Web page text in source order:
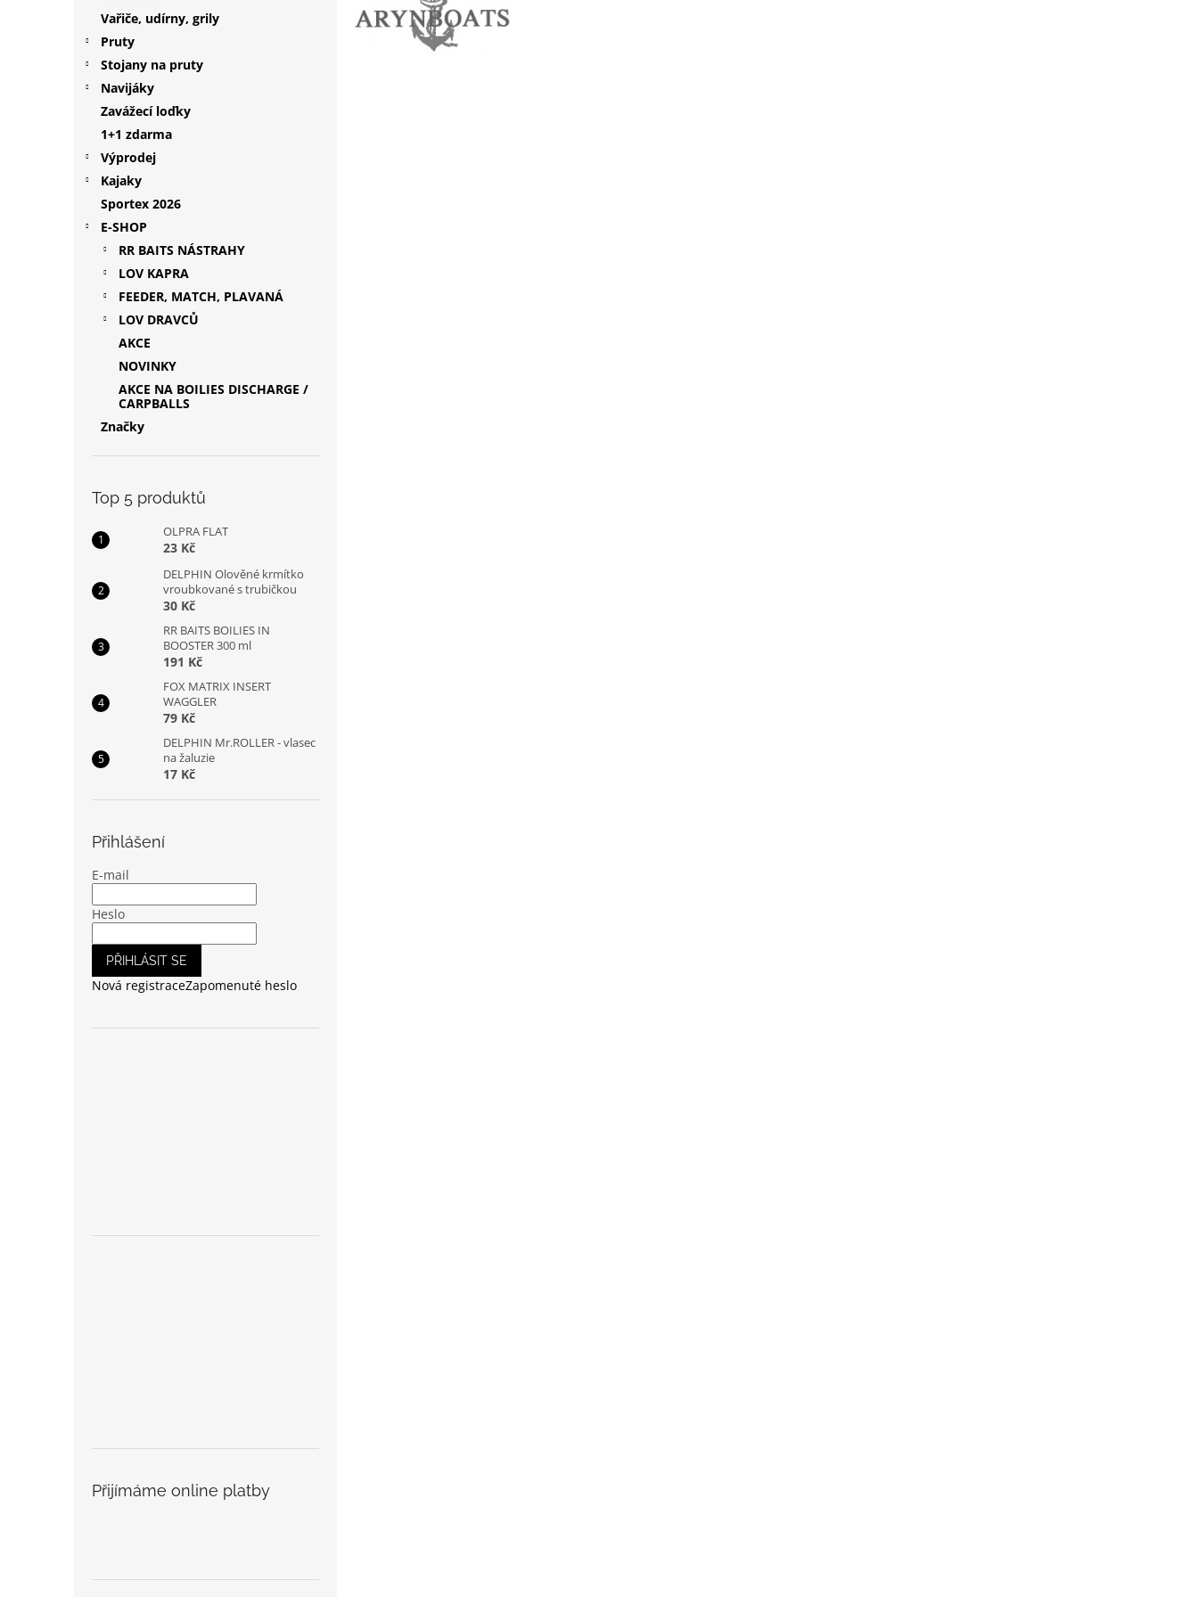
Vařiče, udírny, grily
Pruty
Stojany na pruty
Navijáky
Zavážecí loďky
1+1 zdarma
Výprodej
Kajaky
Sportex 2026
E-SHOP
RR BAITS NÁSTRAHY
LOV KAPRA
FEEDER, MATCH, PLAVANÁ
LOV DRAVCŮ
AKCE
NOVINKY
AKCE NA BOILIES DISCHARGE /
CARPBALLS
Značky
Top 5 produktů
OLPRA FLAT
23 Kč
DELPHIN Olověné krmítko
vroubkované s trubičkou
30 Kč
RR BAITS BOILIES IN
BOOSTER 300 ml
191 Kč
FOX MATRIX INSERT
WAGGLER
79 Kč
DELPHIN Mr.ROLLER - vlasec
na žaluzie
17 Kč
Přihlášení
E-mail
Heslo
PŘIHLÁSIT SE
Nová registraceZapomenuté heslo
Přijímáme online platby